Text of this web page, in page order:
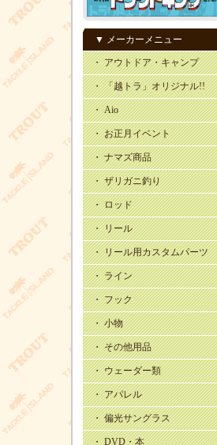
▼ メーカーメニュー
・ アウトドア・キャンプ
・ 「越トラ」オリジナル!!
・ Aio
・ お正月イベント
・ ナマズ商品
・ ザリガニ釣り
・ ロッド
・ リール
・ リール用カスタムパーツ
・ ライン
・ フック
・ 小物
・ その他用品
・ ウェーダー類
・ アパレル
・ 偏光サングラス
・ DVD・本